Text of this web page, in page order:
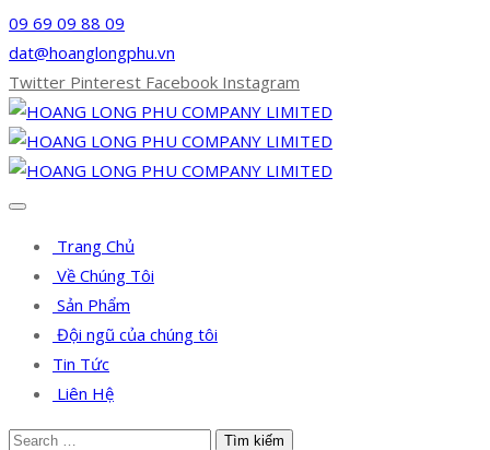
09 69 09 88 09
dat@hoanglongphu.vn
Twitter Pinterest Facebook Instagram
Trang Chủ
Về Chúng Tôi
Sản Phẩm
Đội ngũ của chúng tôi
Tin Tức
Liên Hệ